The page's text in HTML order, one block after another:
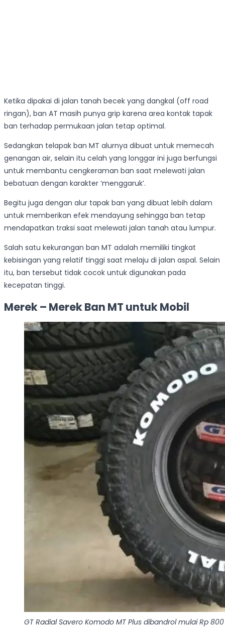
Ketika dipakai di jalan tanah becek yang dangkal (off road
ringan), ban AT masih punya grip karena area kontak tapak
ban terhadap permukaan jalan tetap optimal.
Sedangkan telapak ban MT alurnya dibuat untuk memecah
genangan air, selain itu celah yang longgar ini juga berfungsi
untuk membantu cengkeraman ban saat melewati jalan
bebatuan dengan karakter ‘menggaruk’.
Begitu juga dengan alur tapak ban yang dibuat lebih dalam
untuk memberikan efek mendayung sehingga ban tetap
mendapatkan traksi saat melewati jalan tanah atau lumpur.
Salah satu kekurangan ban MT adalah memiliki tingkat
kebisingan yang relatif tinggi saat melaju di jalan aspal. Selain
itu, ban tersebut tidak cocok untuk digunakan pada
kecepatan tinggi.
Merek – Merek Ban MT untuk Mobil
GT Radial Savero Komodo MT Plus dibandrol mulai Rp